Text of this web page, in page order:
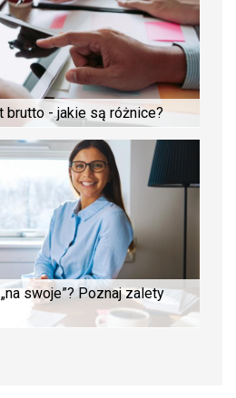
brutto - jakie są różnice?
swoje”? Poznaj zalety